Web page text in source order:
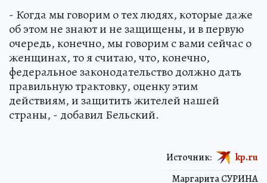
- Когда мы говорим о тех людях, которые даже
об этом не знают и не защищены, и в первую
очередь, конечно, мы говорим с вами сейчас о
женщинах, то я считаю, что, конечно,
федеральное законодательство должно дать
правильную трактовку, оценку этим
действиям, и защитить жителей нашей
страны, - добавил Бельский.
Маргарита СУРИНА
Источник: kp.ru